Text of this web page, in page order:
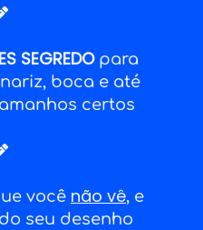
SEGREDOpara
boca e até
certos
você não vê, e
seu desenho